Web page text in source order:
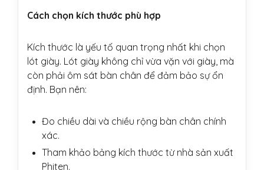
Cách chọn kích thước phù hợp
Kích thước là yếu tố quan trọng nhất khi chọn
lót giày. Lót giày không chỉ vừa vặn với giày, mà
còn phải ôm sát bàn chân để đảm bảo sự ổn
định. Bạn nên:
Đo chiều dài và chiều rộng bàn chân chính
xác.
Tham khảo bảng kích thước từ nhà sản xuất
Phiten.